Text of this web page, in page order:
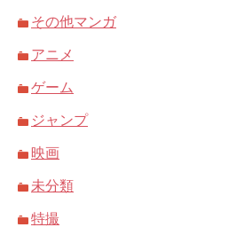
その他マンガ
アニメ
ゲーム
ジャンプ
映画
未分類
特撮